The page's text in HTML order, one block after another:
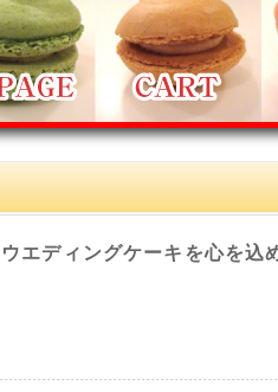
エディングケーキを心を込